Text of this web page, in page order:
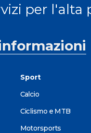
per l'alta
Sport
Calcio
Ciclismo e MTB
Motorsports